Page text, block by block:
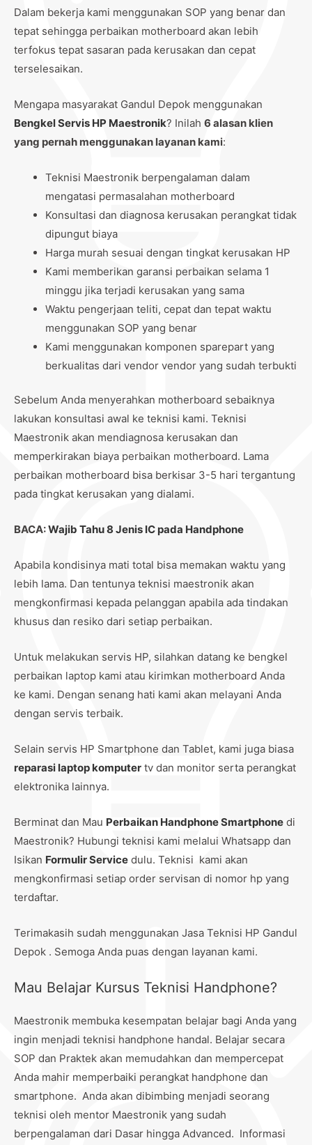
Dalam bekerja kami menggunakan SOP yang benar dan
tepat sehingga perbaikan motherboard akan lebih
terfokus tepat sasaran pada kerusakan dan cepat
terselesaikan.
Mengapa masyarakat Gandul Depok menggunakan
Bengkel Servis HP Maestronik? Inilah 6 alasan klien
yang pernah menggunakan layanan kami:
Teknisi Maestronik berpengalaman dalam
mengatasi permasalahan motherboard
Konsultasi dan diagnosa kerusakan perangkat tidak
dipungut biaya
Harga murah sesuai dengan tingkat kerusakan HP
Kami memberikan garansi perbaikan selama 1
minggu jika terjadi kerusakan yang sama
Waktu pengerjaan teliti, cepat dan tepat waktu
menggunakan SOP yang benar
Kami menggunakan komponen sparepart yang
berkualitas dari vendor vendor yang sudah terbukti
Sebelum Anda menyerahkan motherboard sebaiknya
lakukan konsultasi awal ke teknisi kami. Teknisi
Maestronik akan mendiagnosa kerusakan dan
memperkirakan biaya perbaikan motherboard. Lama
perbaikan motherboard bisa berkisar 3-5 hari tergantung
pada tingkat kerusakan yang dialami.
BACA:Wajib Tahu 8 Jenis IC pada Handphone
Apabila kondisinya mati total bisa memakan waktu yang
lebih lama. Dan tentunya teknisi maestronik akan
mengkonfirmasi kepada pelanggan apabila ada tindakan
khusus dan resiko dari setiap perbaikan.
Untuk melakukan servis HP, silahkan datang ke bengkel
perbaikan laptop kami atau kirimkan motherboard Anda
ke kami. Dengan senang hati kami akan melayani Anda
dengan servis terbaik.
Selain servis HP Smartphone dan Tablet, kami juga biasa
reparasi laptop komputer tv dan monitor serta perangkat
elektronika lainnya.
Berminat dan Mau Perbaikan Handphone Smartphone di
Maestronik? Hubungi teknisi kami melalui Whatsapp dan
Isikan Formulir Service dulu. Teknisi kami akan
mengkonfirmasi setiap order servisan di nomor hp yang
terdaftar.
Terimakasih sudah menggunakan Jasa Teknisi HP Gandul
Depok . Semoga Anda puas dengan layanan kami.
Mau Belajar Kursus Teknisi Handphone?
Maestronik membuka kesempatan belajar bagi Anda yang
ingin menjadi teknisi handphone handal. Belajar secara
SOP dan Praktek akan memudahkan dan mempercepat
Anda mahir memperbaiki perangkat handphone dan
smartphone. Anda akan dibimbing menjadi seorang
teknisi oleh mentor Maestronik yang sudah
berpengalaman dari Dasar hingga Advanced. Informasi